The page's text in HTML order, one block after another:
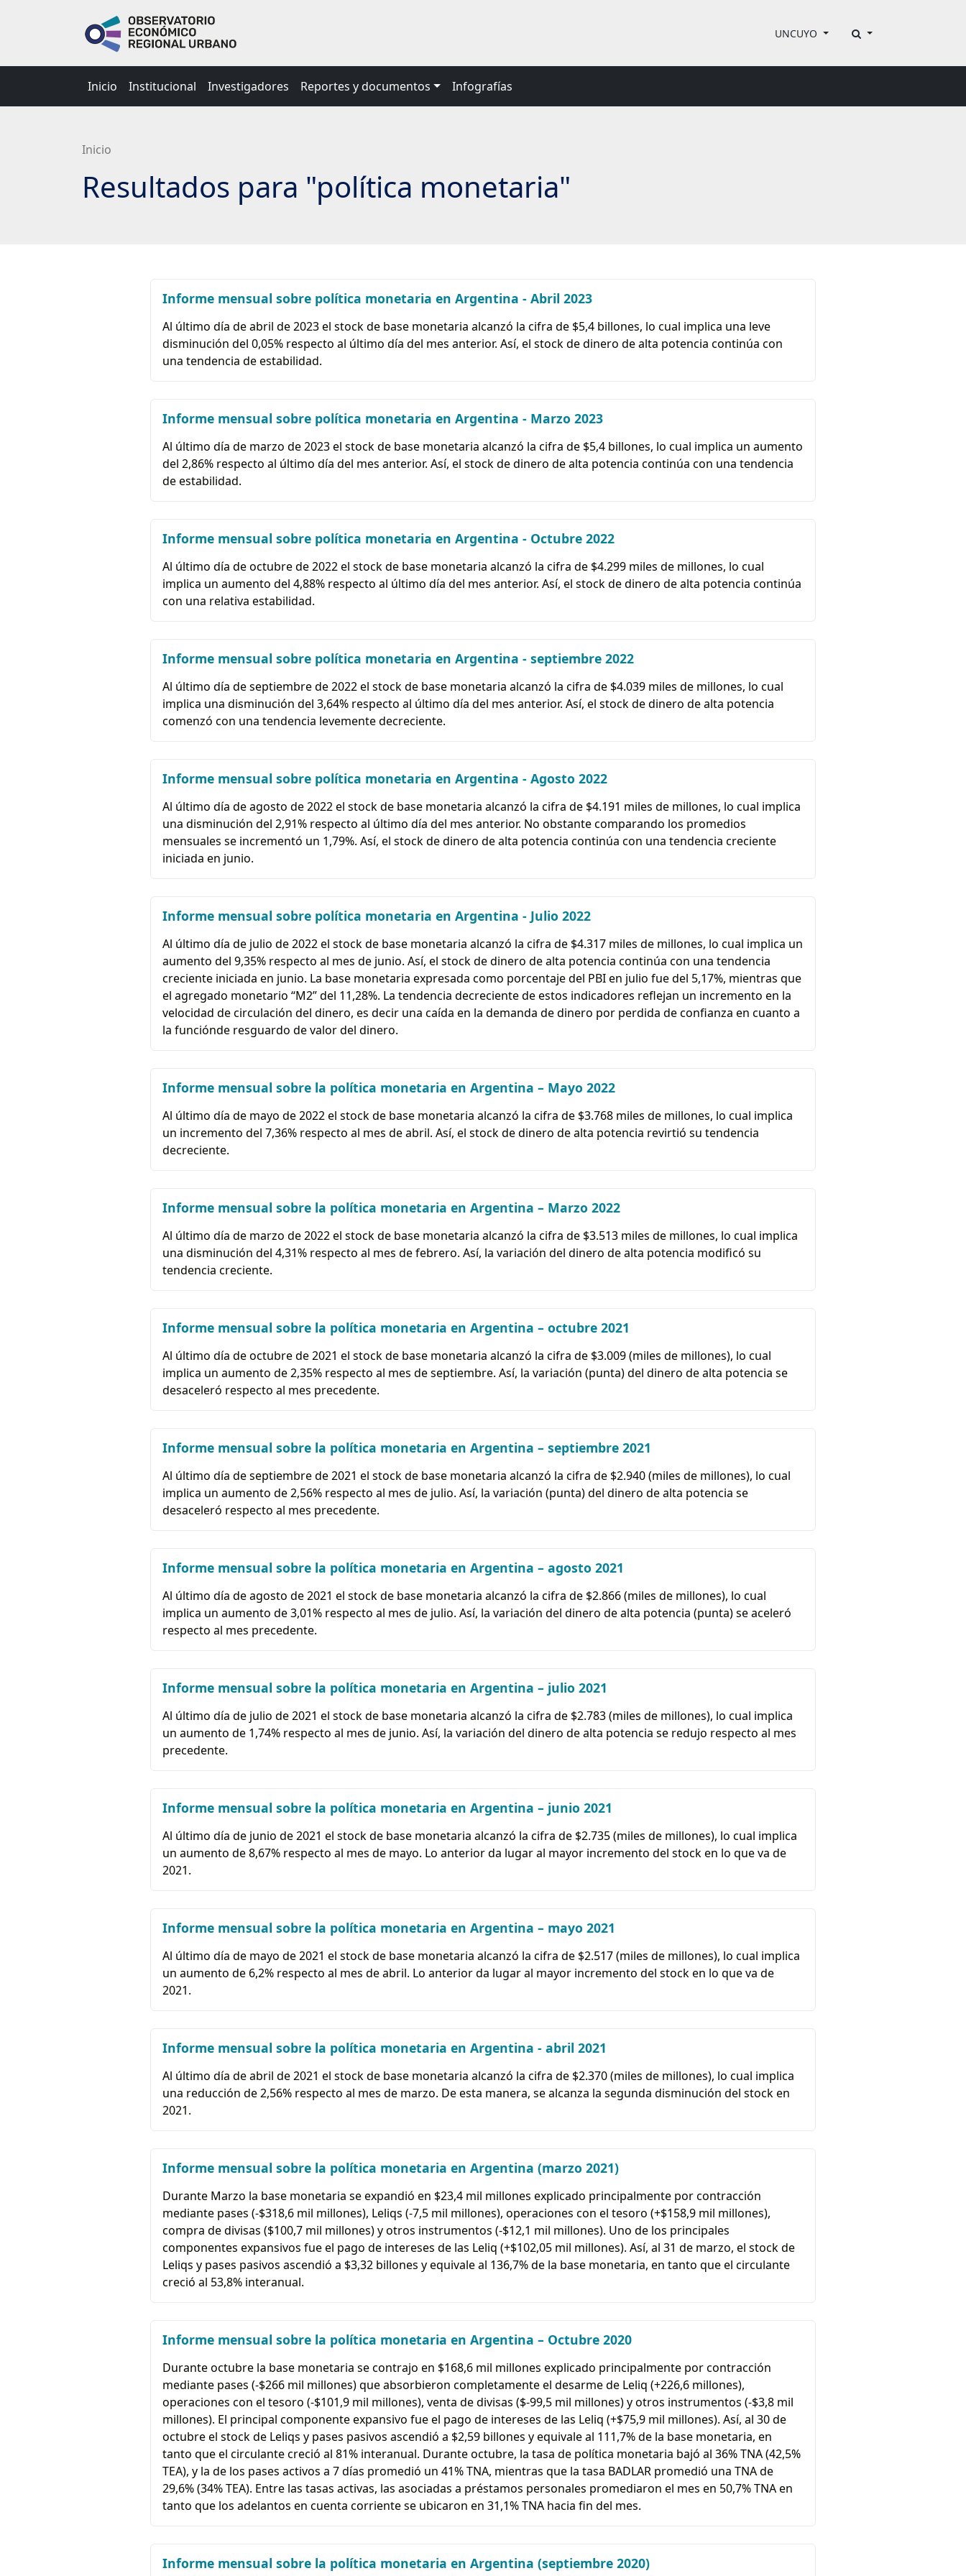
UNCUYO
Inicio Institucional Investigadores Reportes y documentos Infografías
Inicio
Resultados para "política monetaria"
Informe mensual sobre política monetaria en Argentina - Abril 2023
Al último día de abril de 2023 el stock de base monetaria alcanzó la cifra de $5,4 billones, lo cual implica una leve
disminución del 0,05% respecto al último día del mes anterior. Así, el stock de dinero de alta potencia continúa con
una tendencia de estabilidad.
Informe mensual sobre política monetaria en Argentina - Marzo 2023
Al último día de marzo de 2023 el stock de base monetaria alcanzó la cifra de $5,4 billones, lo cual implica un aumento
del 2,86% respecto al último día del mes anterior. Así, el stock de dinero de alta potencia continúa con una tendencia
de estabilidad.
Informe mensual sobre política monetaria en Argentina - Octubre 2022
Al último día de octubre de 2022 el stock de base monetaria alcanzó la cifra de $4.299 miles de millones, lo cual
implica un aumento del 4,88% respecto al último día del mes anterior. Así, el stock de dinero de alta potencia continúa
con una relativa estabilidad.
Informe mensual sobre política monetaria en Argentina - septiembre 2022
Al último día de septiembre de 2022 el stock de base monetaria alcanzó la cifra de $4.039 miles de millones, lo cual
implica una disminución del 3,64% respecto al último día del mes anterior. Así, el stock de dinero de alta potencia
comenzó con una tendencia levemente decreciente.
Informe mensual sobre política monetaria en Argentina - Agosto 2022
Al último día de agosto de 2022 el stock de base monetaria alcanzó la cifra de $4.191 miles de millones, lo cual implica
una disminución del 2,91% respecto al último día del mes anterior. No obstante comparando los promedios
mensuales se incrementó un 1,79%. Así, el stock de dinero de alta potencia continúa con una tendencia creciente
iniciada en junio.
Informe mensual sobre política monetaria en Argentina - Julio 2022
Al último día de julio de 2022 el stock de base monetaria alcanzó la cifra de $4.317 miles de millones, lo cual implica un
aumento del 9,35% respecto al mes de junio. Así, el stock de dinero de alta potencia continúa con una tendencia
creciente iniciada en junio. La base monetaria expresada como porcentaje del PBI en julio fue del 5,17%, mientras que
el agregado monetario “M2” del 11,28%. La tendencia decreciente de estos indicadores reflejan un incremento en la
velocidad de circulación del dinero, es decir una caída en la demanda de dinero por perdida de confianza en cuanto a
la funciónde resguardo de valor del dinero.
Informe mensual sobre la política monetaria en Argentina – Mayo 2022
Al último día de mayo de 2022 el stock de base monetaria alcanzó la cifra de $3.768 miles de millones, lo cual implica
un incremento del 7,36% respecto al mes de abril. Así, el stock de dinero de alta potencia revirtió su tendencia
decreciente.
Informe mensual sobre la política monetaria en Argentina – Marzo 2022
Al último día de marzo de 2022 el stock de base monetaria alcanzó la cifra de $3.513 miles de millones, lo cual implica
una disminución del 4,31% respecto al mes de febrero. Así, la variación del dinero de alta potencia modificó su
tendencia creciente.
Informe mensual sobre la política monetaria en Argentina – octubre 2021
Al último día de octubre de 2021 el stock de base monetaria alcanzó la cifra de $3.009 (miles de millones), lo cual
implica un aumento de 2,35% respecto al mes de septiembre. Así, la variación (punta) del dinero de alta potencia se
desaceleró respecto al mes precedente.
Informe mensual sobre la política monetaria en Argentina – septiembre 2021
Al último día de septiembre de 2021 el stock de base monetaria alcanzó la cifra de $2.940 (miles de millones), lo cual
implica un aumento de 2,56% respecto al mes de julio. Así, la variación (punta) del dinero de alta potencia se
desaceleró respecto al mes precedente.
Informe mensual sobre la política monetaria en Argentina – agosto 2021
Al último día de agosto de 2021 el stock de base monetaria alcanzó la cifra de $2.866 (miles de millones), lo cual
implica un aumento de 3,01% respecto al mes de julio. Así, la variación del dinero de alta potencia (punta) se aceleró
respecto al mes precedente.
Informe mensual sobre la política monetaria en Argentina – julio 2021
Al último día de julio de 2021 el stock de base monetaria alcanzó la cifra de $2.783 (miles de millones), lo cual implica
un aumento de 1,74% respecto al mes de junio. Así, la variación del dinero de alta potencia se redujo respecto al mes
precedente.
Informe mensual sobre la política monetaria en Argentina – junio 2021
Al último día de junio de 2021 el stock de base monetaria alcanzó la cifra de $2.735 (miles de millones), lo cual implica
un aumento de 8,67% respecto al mes de mayo. Lo anterior da lugar al mayor incremento del stock en lo que va de
2021.
Informe mensual sobre la política monetaria en Argentina – mayo 2021
Al último día de mayo de 2021 el stock de base monetaria alcanzó la cifra de $2.517 (miles de millones), lo cual implica
un aumento de 6,2% respecto al mes de abril. Lo anterior da lugar al mayor incremento del stock en lo que va de
2021.
Informe mensual sobre la política monetaria en Argentina - abril 2021
Al último día de abril de 2021 el stock de base monetaria alcanzó la cifra de $2.370 (miles de millones), lo cual implica
una reducción de 2,56% respecto al mes de marzo. De esta manera, se alcanza la segunda disminución del stock en
2021.
Informe mensual sobre la política monetaria en Argentina (marzo 2021)
Durante Marzo la base monetaria se expandió en $23,4 mil millones explicado principalmente por contracción
mediante pases (-$318,6 mil millones), Leliqs (-7,5 mil millones), operaciones con el tesoro (+$158,9 mil millones),
compra de divisas ($100,7 mil millones) y otros instrumentos (-$12,1 mil millones). Uno de los principales
componentes expansivos fue el pago de intereses de las Leliq (+$102,05 mil millones). Así, al 31 de marzo, el stock de
Leliqs y pases pasivos ascendió a $3,32 billones y equivale al 136,7% de la base monetaria, en tanto que el circulante
creció al 53,8% interanual.
Informe mensual sobre la política monetaria en Argentina – Octubre 2020
Durante octubre la base monetaria se contrajo en $168,6 mil millones explicado principalmente por contracción
mediante pases (-$266 mil millones) que absorbieron completamente el desarme de Leliq (+226,6 millones),
operaciones con el tesoro (-$101,9 mil millones), venta de divisas ($-99,5 mil millones) y otros instrumentos (-$3,8 mil
millones). El principal componente expansivo fue el pago de intereses de las Leliq (+$75,9 mil millones). Así, al 30 de
octubre el stock de Leliqs y pases pasivos ascendió a $2,59 billones y equivale al 111,7% de la base monetaria, en
tanto que el circulante creció al 81% interanual. Durante octubre, la tasa de política monetaria bajó al 36% TNA (42,5%
TEA), y la de los pases activos a 7 días promedió un 41% TNA, mientras que la tasa BADLAR promedió una TNA de
29,6% (34% TEA). Entre las tasas activas, las asociadas a préstamos personales promediaron el mes en 50,7% TNA en
tanto que los adelantos en cuenta corriente se ubicaron en 31,1% TNA hacia fin del mes.
Informe mensual sobre la política monetaria en Argentina (septiembre 2020)